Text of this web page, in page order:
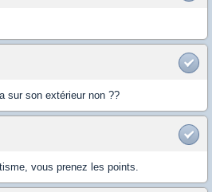
sur son extérieur non ??
vous prenez les points.